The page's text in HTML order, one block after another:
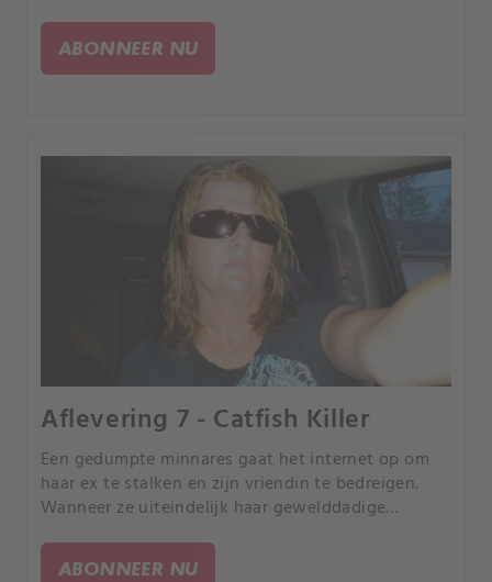
gebeurd kan zijn.
ABONNEER NU
Aflevering 7 - Catfish Killer
Een gedumpte minnares gaat het internet op om
haar ex te stalken en zijn vriendin te bedreigen.
Wanneer ze uiteindelijk haar gewelddadige
verstrikt in een dodelijk web van bedrog.
ABONNEER NU